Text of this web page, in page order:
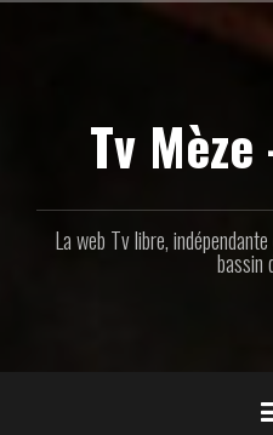
Tv
La web Tv libre,
bassin